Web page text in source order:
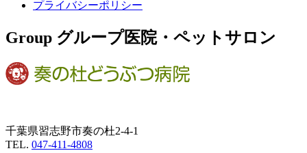
プライバシーポリシー
Group グループ医院・ペットサロン
千葉県習志野市奏の杜2-4-1
TEL. 047-411-4808